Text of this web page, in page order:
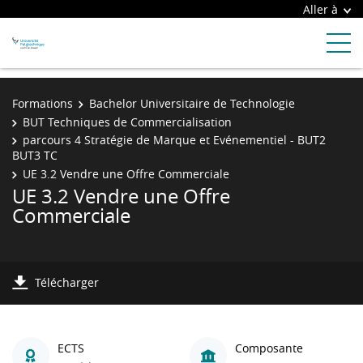
Aller à
Formations
Bachelor Universitaire de Technologie
BUT Techniques de Commercialisation
parcours 4 Stratégie de Marque et Evénementiel - BUT2
BUT3 TC
UE 3.2 Vendre une Offre Commerciale
UE 3.2 Vendre une Offre
Commerciale
Télécharger
ECTS
Composante